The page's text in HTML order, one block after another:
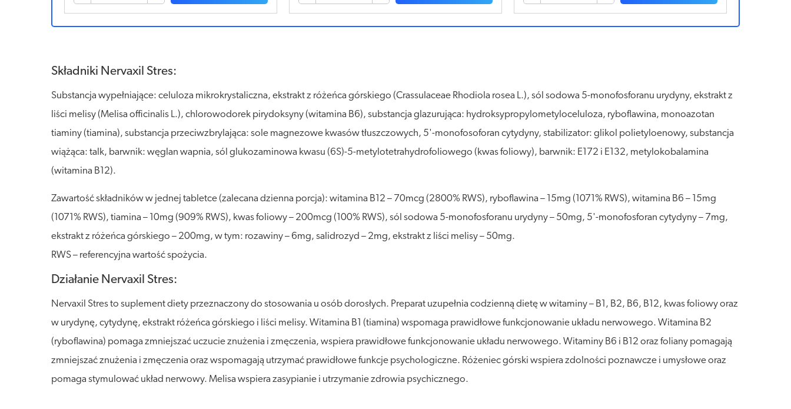
Składniki Nervaxil Stres:
Substancja wypełniające: celuloza mikrokrystaliczna, ekstrakt z różeńca górskiego (Crassulaceae Rhodiola rosea L.), sól sodowa 5-monofosforanu urydyny, ekstrakt z
liści melisy (Melisa officinalis L.), chlorowodorek pirydoksyny (witamina B6), substancja glazurująca: hydroksypropylometyloceluloza, ryboflawina, monoazotan
tiaminy (tiamina), substancja przeciwzbrylająca: sole magnezowe kwasów tłuszczowych, 5'-monofosoforan cytydyny, stabilizator: glikol polietyloenowy, substancja
wiążąca: talk, barwnik: węglan wapnia, sól glukozaminowa kwasu (6S)-5-metylotetrahydrofoliowego (kwas foliowy), barwnik: E172 i E132, metylokobalamina
(witamina B12).
Zawartość składników w jednej tabletce (zalecana dzienna porcja): witamina B12 – 70mcg (2800% RWS), ryboflawina – 15mg (1071% RWS), witamina B6 – 15mg
(1071% RWS), tiamina – 10mg (909% RWS), kwas foliowy – 200mcg (100% RWS), sól sodowa 5-monofosforanu urydyny – 50mg, 5'-monofosforan cytydyny – 7mg,
ekstrakt z różeńca górskiego – 200mg, w tym: rozawiny – 6mg, salidrozyd – 2mg, ekstrakt z liści melisy – 50mg.
RWS – referencyjna wartość spożycia.
Działanie Nervaxil Stres:
Nervaxil Stres to suplement diety przeznaczony do stosowania u osób dorosłych. Preparat uzupełnia codzienną dietę w witaminy – B1, B2, B6, B12, kwas foliowy oraz
w urydynę, cytydynę, ekstrakt różeńca górskiego i liści melisy. Witamina B1 (tiamina) wspomaga prawidłowe funkcjonowanie układu nerwowego. Witamina B2
(ryboflawina) pomaga zmniejszać uczucie znużenia i zmęczenia, wspiera prawidłowe funkcjonowanie układu nerwowego. Witaminy B6 i B12 oraz foliany pomagają
zmniejszać znużenia i zmęczenia oraz wspomagają utrzymać prawidłowe funkcje psychologiczne. Różeniec górski wspiera zdolności poznawcze i umysłowe oraz
pomaga stymulować układ nerwowy. Melisa wspiera zasypianie i utrzymanie zdrowia psychicznego.